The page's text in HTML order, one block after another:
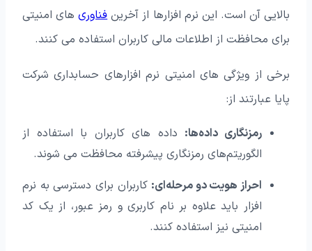
بالایی آن است. این نرم افزارها از آخرینفناوری‌های امنیتی
برای محافظت از اطلاعات مالی کاربران استفاده می‌ کنند.
برخی از ویژگی‌ های امنیتی نرم افزارهای حسابداری شرکت
پایا عبارتند از:
رمزنگاری داده‌ها: داده‌ های کاربران با استفاده از
الگوریتم‌های رمزنگاری پیشرفته محافظت می‌ شوند.
احراز هویت دو مرحله‌ای: کاربران برای دسترسی به نرم
افزار باید علاوه بر نام کاربری و رمز عبور، از یک کد
امنیتی نیز استفاده کنند.